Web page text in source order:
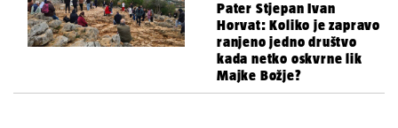
Pater Stjepan Ivan
Horvat: Koliko je zapravo
ranjeno jedno društvo
kada netko oskvrne lik
Majke Božje?